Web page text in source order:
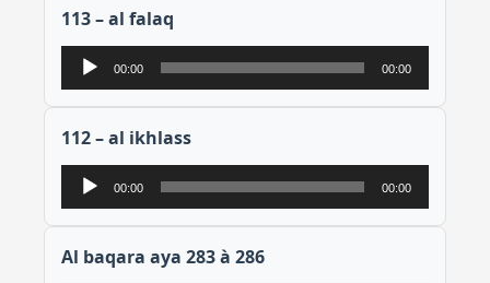
113 – al falaq
Lecteur
audio
00:00 00:00
112 – al ikhlass
Lecteur
audio
00:00 00:00
Al baqara aya 283 à 286